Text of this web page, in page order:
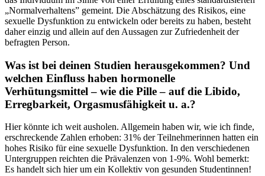
„Normalverhaltens” gemeint. Die Abschätzung des Risikos, eine
sexuelle Dysfunktion zu entwickeln oder bereits zu haben, besteht
daher einzig und allein auf den Aussagen zur Zufriedenheit der
befragten Person.
Was ist bei deinen Studien herausgekommen? Und
welchen Einfluss haben hormonelle
Verhütungsmittel – wie die Pille – auf die Libido,
Erregbarkeit, Orgasmusfähigkeit u. a.?
Hier könnte ich weit ausholen. Allgemein haben wir, wie ich finde,
erschreckende Zahlen erhoben: 31% der Teilnehmerinnen hatten ein
hohes Risiko für eine sexuelle Dysfunktion. In den verschiedenen
Untergruppen reichten die Prävalenzen von 1-9%. Wohl bemerkt:
Es handelt sich hier um ein Kollektiv von gesunden Studentinnen!